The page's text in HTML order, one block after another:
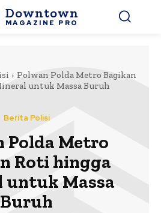
Downtown
MAGAZINE PRO
Polwan Polda Metro Bagikan
untuk Massa Buruh
Berita Polisi
Polda Metro
Roti hingga
untuk Massa
Buruh